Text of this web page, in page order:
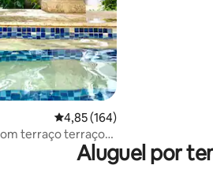
4,85 de uma avaliação média
4,85 (164)
terraço
Aluguel por